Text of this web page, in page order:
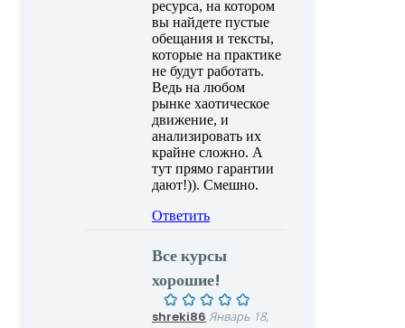
ресурса, на котором
вы найдете пустые
обещания и тексты,
которые на практике
не будут работать.
Ведь на любом
рынке хаотическое
движение, и
анализировать их
крайне сложно. А
тут прямо гарантии
дают!)). Смешно.
Ответить
Все курсы
хорошие!
shreki86 Январь 18,